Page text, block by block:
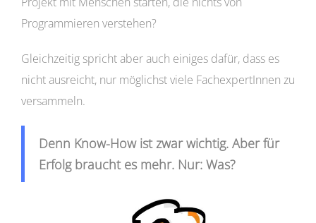
Programmieren verstehen?
Gleichzeitig spricht aber auch einiges dafür, dass es
nicht ausreicht, nur möglichst viele FachexpertInnen zu
versammeln.
Denn Know-How ist zwar wichtig. Aber für
Erfolg braucht es mehr. Nur: Was?